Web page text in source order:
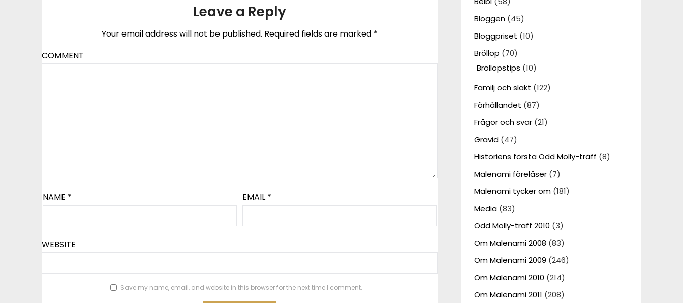
Leave a Reply
Your email address will not be published. Required fields are marked *
COMMENT
NAME * EMAIL *
WEBSITE
Save my name, email, and website in this browser for the next time I comment.
Bloggen(45)
Bloggpriset (10)
Bröllop (70)
Bröllopstips (10)
Familj och släkt (122)
Förhållandet (87)
Frågor och svar(21)
Gravid(47)
Historiens första Odd Molly-träff (8)
Malenami föreläser(7)
Malenami tycker om(181)
Media(83)
Odd Molly-träff 2010 (3)
Om Malenami 2008 (83)
Om Malenami 2009 (246)
Om Malenami 2010 (214)
Om Malenami 2011 (208)